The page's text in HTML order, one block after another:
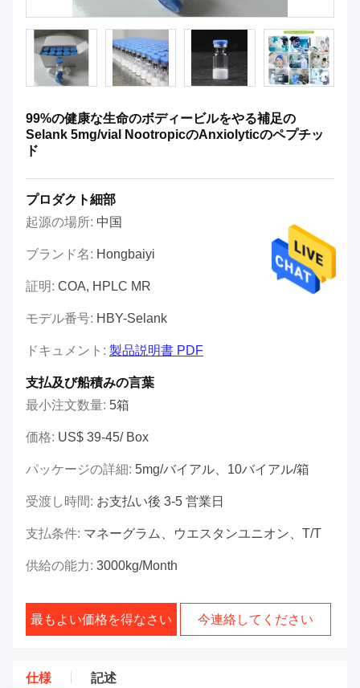
99%の健康な生命のボディービルをやる補足の
Selank 5mg/vial NootropicのAnxiolyticのペプチッ
ド
プロダクト細部
起源の場所: 中国
ブランド名: Hongbaiyi
証明: COA, HPLC MR
モデル番号: HBY-Selank
ドキュメント: 製品説明書 PDF
支払及び船積みの言葉
最小注文数量: 5箱
価格: US$ 39-45/ Box
パッケージの詳細: 5mg/バイアル、10バイアル/箱
受渡し時間: お支払い後 3-5 営業日
支払条件: マネーグラム、ウエスタンユニオン、T/T
供給の能力: 3000kg/Month
最もよい価格を得なさい 今連絡してください
仕様 記述